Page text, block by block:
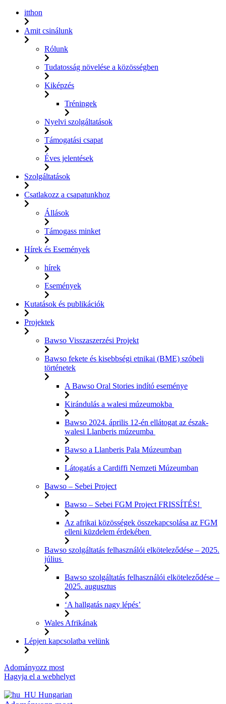
itthon
Amit csinálunk
Rólunk
Tudatosság növelése a közösségben
Kiképzés
Tréningek
Nyelvi szolgáltatások
Támogatási csapat
Éves jelentések
Szolgáltatások
Csatlakozz a csapatunkhoz
Állások
Támogass minket
Hírek és Események
hírek
Események
Kutatások és publikációk
Projektek
Bawso Visszaszerzési Projekt
Bawso fekete és kisebbségi etnikai (BME) szóbeli
történetek
A Bawso Oral Stories indító eseménye
Kirándulás a walesi múzeumokba
Bawso 2024. április 12-én ellátogat az észak-
walesi Llanberis múzeumba
Bawso a Llanberis Pala Múzeumban
Látogatás a Cardiffi Nemzeti Múzeumban
Bawso – Sebei Project
Bawso – Sebei FGM Project FRISSÍTÉS!
Az afrikai közösségek összekapcsolása az FGM
elleni küzdelem érdekében
Bawso szolgáltatás felhasználói elköteleződése – 2025.
július
Bawso szolgáltatás felhasználói elköteleződése –
2025. augusztus
‘A hallgatás nagy lépés’
Wales Afrikának
Lépjen kapcsolatba velünk
Ugrás
a
Adományozz most
Hagyja el a webhelyet
Hungarian